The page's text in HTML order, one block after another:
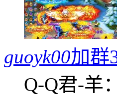
guoyk00加群
Q-Q君-羊